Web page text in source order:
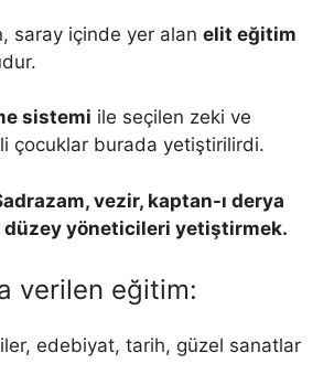
saray içinde yer alan elit eğitim
dur.
sistemi ile seçilen zeki ve
çocuklar burada yetiştirilirdi.
vezir, kaptan-ı derya
yöneticileri yetiştirmek.
verilen eğitim:
edebiyat, tarih, güzel sanatlar